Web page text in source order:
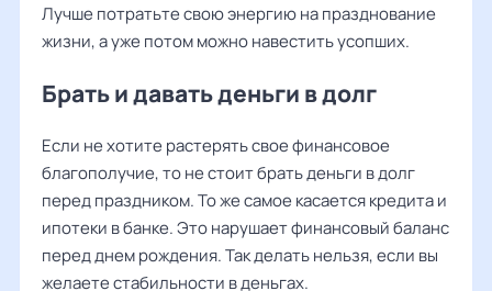
Лучше потратьте свою энергию на празднование
жизни, а уже потом можно навестить усопших.
Брать и давать деньги в долг
Если не хотите растерять свое финансовое
благополучие, то не стоит брать деньги в долг
перед праздником. То же самое касается кредита и
ипотеки в банке. Это нарушает финансовый баланс
перед днем рождения. Так делать нельзя, если вы
желаете стабильности в деньгах.